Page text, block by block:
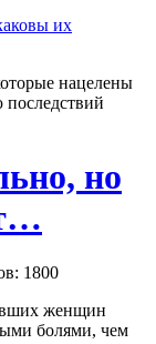
нацелены
но
1800